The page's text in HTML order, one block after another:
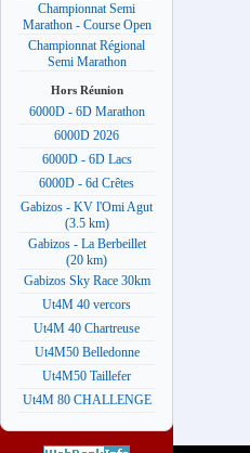
Championnat Semi
Marathon - Course Open
Championnat Régional
Semi Marathon
Hors Réunion
6000D - 6D Marathon
6000D 2026
6000D - 6D Lacs
6000D - 6d Crêtes
Gabizos - KV l'Omi Agut
(3.5 km)
Gabizos - La Berbeillet
(20 km)
Gabizos Sky Race 30km
Ut4M 40 vercors
Ut4M 40 Chartreuse
Ut4M50 Belledonne
Ut4M50 Taillefer
Ut4M 80 CHALLENGE